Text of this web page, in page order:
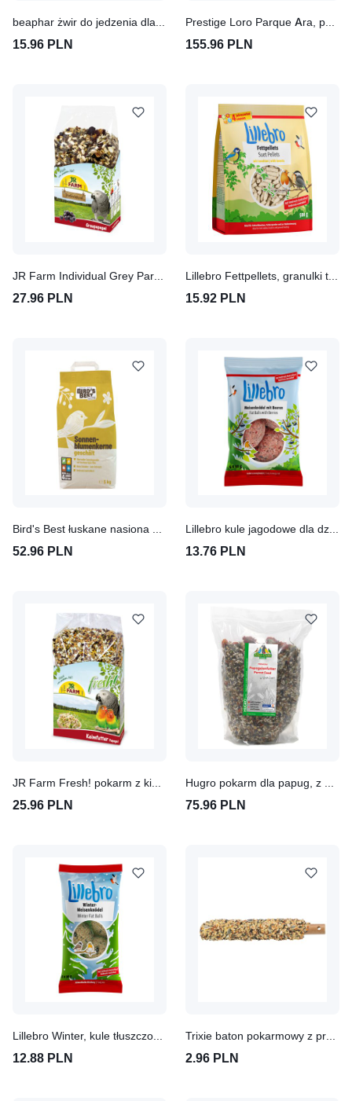
beaphar żwir do jedzenia dla ptaków
15.96 PLN
Prestige Loro Parque Ara, pokarm dla papug
155.96 PLN
27.96 PLN 15.92 PLN
52.96 PLN 13.76 PLN
25.96 PLN 75.96 PLN
12.88 PLN 2.96 PLN